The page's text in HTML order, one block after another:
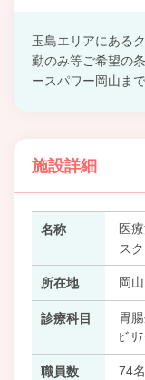
玉島エリアにある
勤のみ等ご希望の
ースパワー岡山まで
施設詳細
名称
医
ス
所在地 岡
診療科目
胃
ﾋﾞﾘ
職員数 74